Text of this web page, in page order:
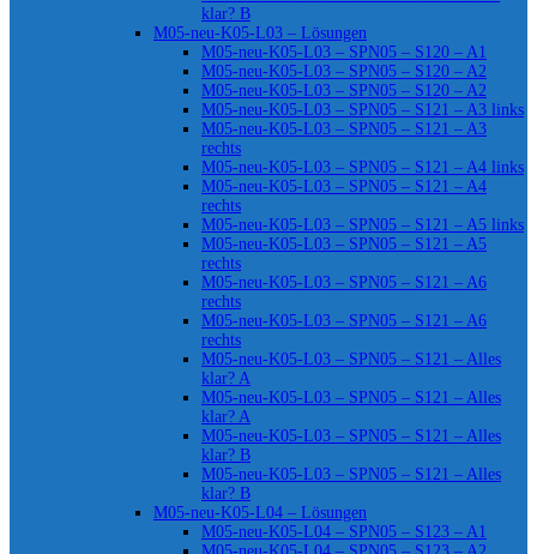
klar? B
M05-neu-K05-L03 – Lösungen
M05-neu-K05-L03 – SPN05 – S120 – A1
M05-neu-K05-L03 – SPN05 – S120 – A2
M05-neu-K05-L03 – SPN05 – S120 – A2
M05-neu-K05-L03 – SPN05 – S121 – A3 links
M05-neu-K05-L03 – SPN05 – S121 – A3
rechts
M05-neu-K05-L03 – SPN05 – S121 – A4 links
M05-neu-K05-L03 – SPN05 – S121 – A4
rechts
M05-neu-K05-L03 – SPN05 – S121 – A5 links
M05-neu-K05-L03 – SPN05 – S121 – A5
rechts
M05-neu-K05-L03 – SPN05 – S121 – A6
rechts
M05-neu-K05-L03 – SPN05 – S121 – A6
rechts
M05-neu-K05-L03 – SPN05 – S121 – Alles
klar? A
M05-neu-K05-L03 – SPN05 – S121 – Alles
klar? A
M05-neu-K05-L03 – SPN05 – S121 – Alles
klar? B
M05-neu-K05-L03 – SPN05 – S121 – Alles
klar? B
M05-neu-K05-L04 – Lösungen
M05-neu-K05-L04 – SPN05 – S123 – A1